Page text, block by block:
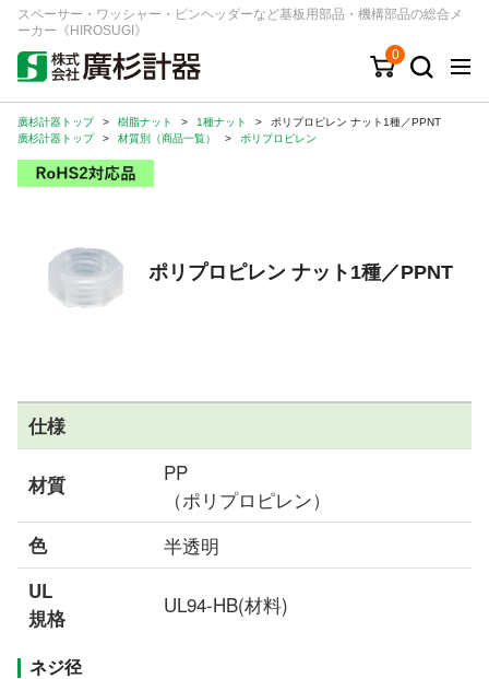
スペーサー・ワッシャー・ピンヘッダーなど基板用部品・機構部品の総合メ
ーカー《HIROSUGI》
0
キーワード 品番/シリーズ
商品カテゴリから探す
ジャンルから探す
シリーズから探す
ご利用ガイド
お問い合わせ窓口
会社情報
廣杉計器トップ > 樹脂ナット > 1種ナット >
ポリプロピレン ナット1種／PPNT
廣杉計器トップ
> 材質別（商品一覧） > ポリプロピレン
ポリプロピレン ナット1種／PPNT
仕様
材質
PP
（ポリプロピレン）
色 半透明
UL
規格
UL94-HB(材料)
ネジ径